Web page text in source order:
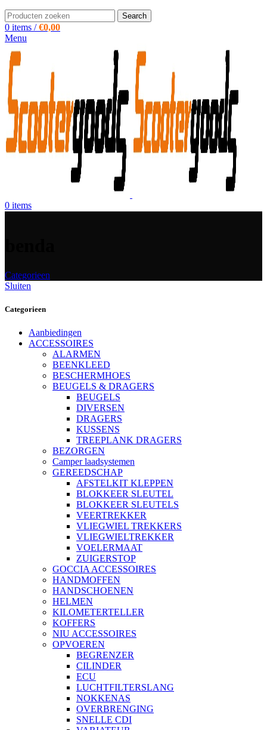
Search
0 items / €0,00
Menu
0 items
Categorieen
Sluiten
Categorieen
Aanbiedingen
ACCESSOIRES
ALARMEN
BEENKLEED
BESCHERMHOES
BEUGELS & DRAGERS
BEUGELS
DIVERSEN
DRAGERS
KUSSENS
TREEPLANK DRAGERS
BEZORGEN
Camper laadsystemen
GEREEDSCHAP
AFSTELKIT KLEPPEN
BLOKKEER SLEUTEL
BLOKKEER SLEUTELS
VEERTREKKER
VLIEGWIEL TREKKERS
VLIEGWIELTREKKER
VOELERMAAT
ZUIGERSTOP
GOCCIA ACCESSOIRES
HANDMOFFEN
HANDSCHOENEN
HELMEN
KILOMETERTELLER
KOFFERS
NIU ACCESSOIRES
OPVOEREN
BEGRENZER
CILINDER
ECU
LUCHTFILTERSLANG
NOKKENAS
OVERBRENGING
SNELLE CDI